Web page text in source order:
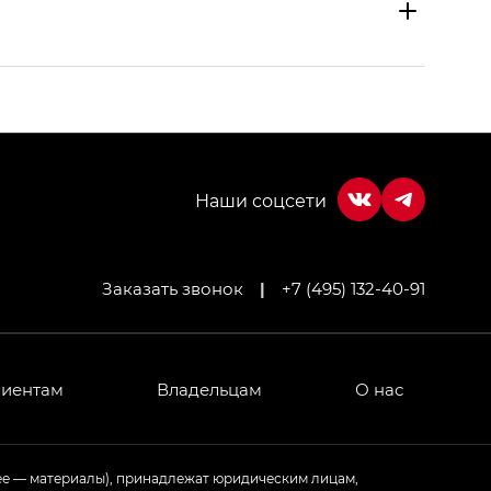
— GX PREMIUM, Джи Эти — GT, Джи Эль —
— GB AWD, Джи Эль Полный привод —
Заказать звонок | +7 (495) 132-40-91
Владельцам О нас
— материалы), принадлежат юридическим лицам,